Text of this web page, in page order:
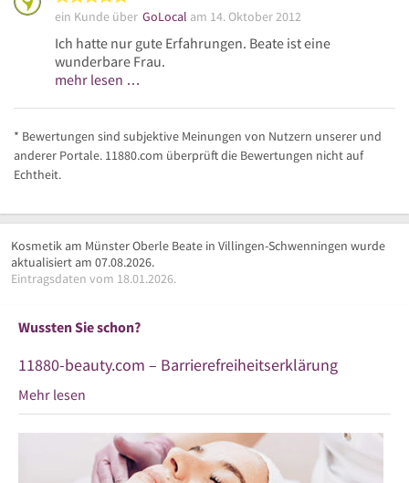
ein Kunde über GoLocal am 14. Oktober 2012
Ich hatte nur gute Erfahrungen. Beate ist eine
wunderbare Frau.
mehr lesen …
* Bewertungen sind subjektive Meinungen von Nutzern unserer und
anderer Portale. 11880.com überprüft die Bewertungen nicht auf
Echtheit.
Kosmetik am Münster Oberle Beate in Villingen-Schwenningen wurde
aktualisiert am 07.08.2026.
Eintragsdaten vom 18.01.2026.
Wussten Sie schon?
11880-beauty.com – Barrierefreiheitserklärung
Mehr lesen